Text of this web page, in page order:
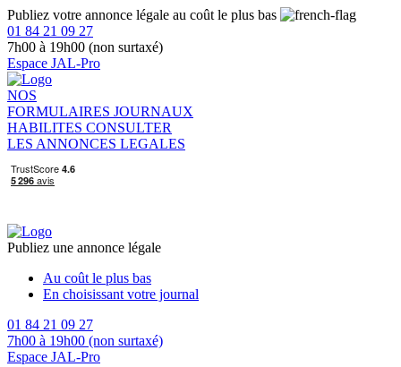
Publiez votre annonce légale au coût le plus bas
01 84 21 09 27
7h00 à 19h00 (non surtaxé)
Espace JAL-Pro
NOS
FORMULAIRES JOURNAUX
HABILITES CONSULTER
LES ANNONCES LEGALES
Publiez une annonce légale
Au coût le plus bas
En choisissant votre journal
01 84 21 09 27
7h00 à 19h00 (non surtaxé)
Espace JAL-Pro